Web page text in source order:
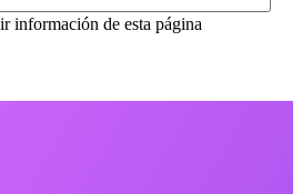
información de esta página